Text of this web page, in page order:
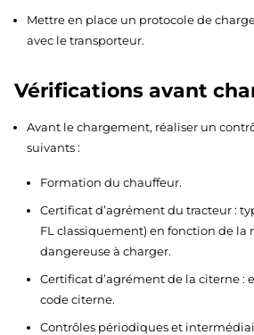
Mettre en place un protocole de
avec le transporteur.
Vérifications avant
Avant le chargement, réaliser un
suivants :
Formation du chauffeur.
Certificat d’agrément du tracteur :
FL classiquement) en fonction de la
dangereuse à charger.
Certificat d’agrément de la citerne :
code citerne.
Contrôles périodiques et